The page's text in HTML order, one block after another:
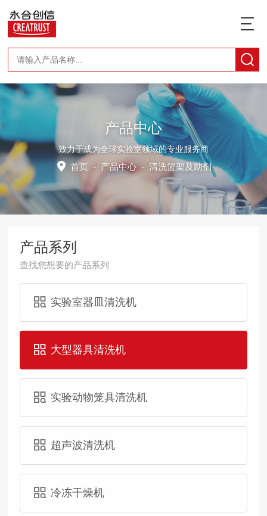
产品中心
致力于成为全球实验室领域的专业服务商
首页 - 产品中心- 清洗篮架及助剂
产品系列
查找您想要的产品系列
实验室器皿清洗机
大型器具清洗机
实验动物笼具清洗机
超声波清洗机
冷冻干燥机